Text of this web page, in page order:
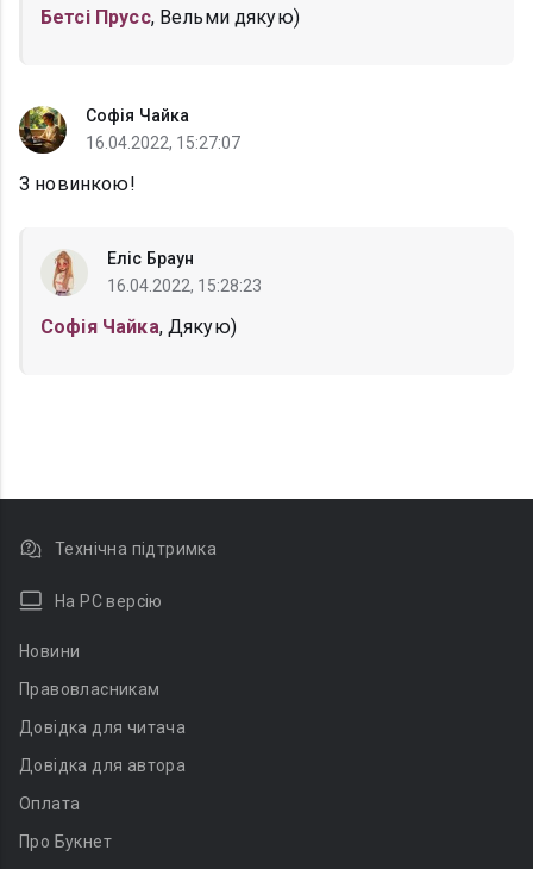
Бетсі Прусс, Вельми дякую)
Софія Чайка
16.04.2022, 15:27:07
З новинкою!
Еліс Браун
16.04.2022, 15:28:23
Софія Чайка, Дякую)
Технічна підтримка
На PC версію
Новини
Правовласникам
Довідка для читача
Довідка для автора
Оплата
Про Букнет